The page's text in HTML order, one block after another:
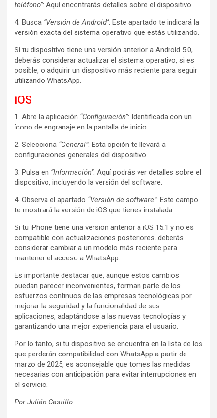
teléfono”: Aquí encontrarás detalles sobre el dispositivo.
4. Busca “Versión de Android”: Este apartado te indicará la
versión exacta del sistema operativo que estás utilizando.
Si tu dispositivo tiene una versión anterior a Android 5.0,
deberás considerar actualizar el sistema operativo, si es
posible, o adquirir un dispositivo más reciente para seguir
utilizando WhatsApp.
iOS
1. Abre la aplicación “Configuración”: Identificada con un
ícono de engranaje en la pantalla de inicio.
2. Selecciona “General”: Esta opción te llevará a
configuraciones generales del dispositivo.
3. Pulsa en “Información”: Aquí podrás ver detalles sobre el
dispositivo, incluyendo la versión del software.
4. Observa el apartado “Versión de software”: Este campo
te mostrará la versión de iOS que tienes instalada.
Si tu iPhone tiene una versión anterior a iOS 15.1 y no es
compatible con actualizaciones posteriores, deberás
considerar cambiar a un modelo más reciente para
mantener el acceso a WhatsApp.
Es importante destacar que, aunque estos cambios
puedan parecer inconvenientes, forman parte de los
esfuerzos continuos de las empresas tecnológicas por
mejorar la seguridad y la funcionalidad de sus
aplicaciones, adaptándose a las nuevas tecnologías y
garantizando una mejor experiencia para el usuario.
Por lo tanto, si tu dispositivo se encuentra en la lista de los
que perderán compatibilidad con WhatsApp a partir de
marzo de 2025, es aconsejable que tomes las medidas
necesarias con anticipación para evitar interrupciones en
el servicio.
Por Julián Castillo